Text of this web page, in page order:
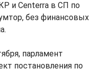
и Centerra в СП по
без финансовых
парламент
постановления по